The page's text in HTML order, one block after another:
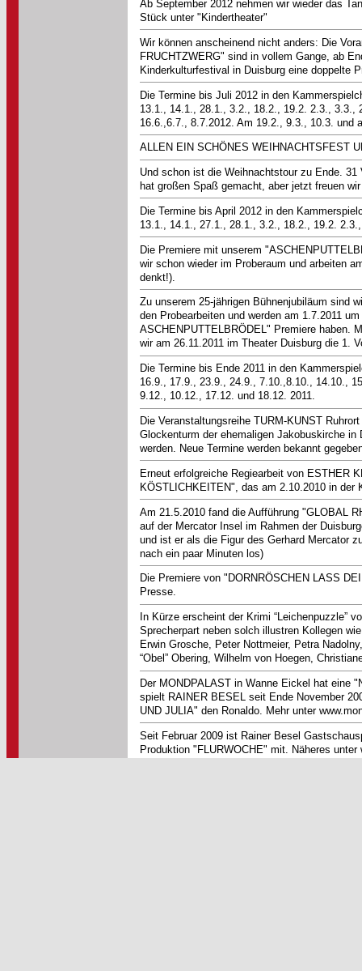
Ab September 2012 nehmen wir wieder das
Stück unter "Kindertheater"
Wir können anscheinend nicht anders: Die
FRUCHTZWERG" sind in vollem Gange, ab
Kinderkulturfestival in Duisburg eine doppelte
Die Termine bis Juli 2012 in den
13.1., 14.1., 28.1., 3.2., 18.2., 19.2. 2.3.,
16.6.,6.7., 8.7.2012. Am 19.2., 9.3., 10.3. und
ALLEN EIN SCHÖNES WEIHNACHTSFEST
Und schon ist die Weihnachtstour zu Ende.
hat großen Spaß gemacht, aber jetzt freuen
Die Termine bis April 2012 in den
13.1., 14.1., 27.1., 28.1., 3.2., 18.2., 19.2.
Die Premiere mit unserem
wir schon wieder im Proberaum und arbeiten
denkt!).
Zu unserem 25-jährigen Bühnenjubiläum sind
den Probearbeiten und werden am 1.7.2011
ASCHENPUTTELBRÖDEL" Premiere haben.
wir am 26.11.2011 im Theater Duisburg die 1.
Die Termine bis Ende 2011 in den
16.9., 17.9., 23.9., 24.9., 7.10.,8.10., 14.10.,
9.12., 10.12., 17.12. und 18.12. 2011.
Die Veranstaltungsreihe TURM-KUNST
Glockenturm der ehemaligen Jakobuskirche in
werden. Neue Termine werden bekannt
Erneut erfolgreiche Regiearbeit von ESTHER
KÖSTLICHKEITEN", das am 2.10.2010 in
Am 21.5.2010 fand die Aufführung "GLOBAL
auf der Mercator Insel im Rahmen der
und ist er als die Figur des Gerhard Mercator
nach ein paar Minuten los)
Die Premiere von "DORNRÖSCHEN LASS
Presse.
In Kürze erscheint der Krimi “Leichenpuzzle”
Sprecherpart neben solch illustren Kollegen
Erwin Grosche, Peter Nottmeier, Petra
“Obel” Obering, Wilhelm von Hoegen,
Der MONDPALAST in Wanne Eickel hat eine
spielt RAINER BESEL seit Ende November
UND JULIA" den Ronaldo. Mehr unter
Seit Februar 2009 ist Rainer Besel
Produktion "FLURWOCHE" mit. Näheres unter